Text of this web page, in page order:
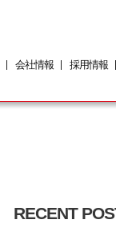
会社情報 採用情報
RECENT